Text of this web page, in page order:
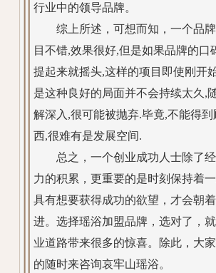
行业中的领导品牌。
综上所述，可想而知，一个品牌
目不错,效果很好,但是如果品牌的口
提起来就摇头,这样的项目即使刚开
是这种良好的局面并不会持续太久,
解深入,很可能被抛弃.毕竟,不能得
西,很难有是发展空间.
总之，一个创业成功人士除了经
力的积累，更重要的是时刻保持着一
具有想要获得成功的欲望，才会朝
进。选择瑶浴加盟品牌，选对了，
业道路带来很多的惊喜。除此，大
的随时来咨询哀牢山瑶浴。